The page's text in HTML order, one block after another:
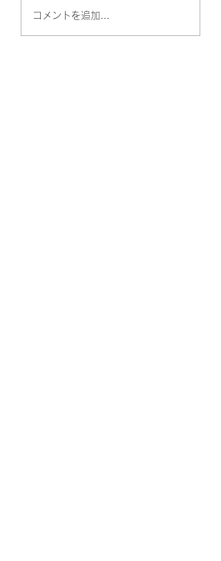
高血圧ってどうしたら
良いの？
コメントを追加…